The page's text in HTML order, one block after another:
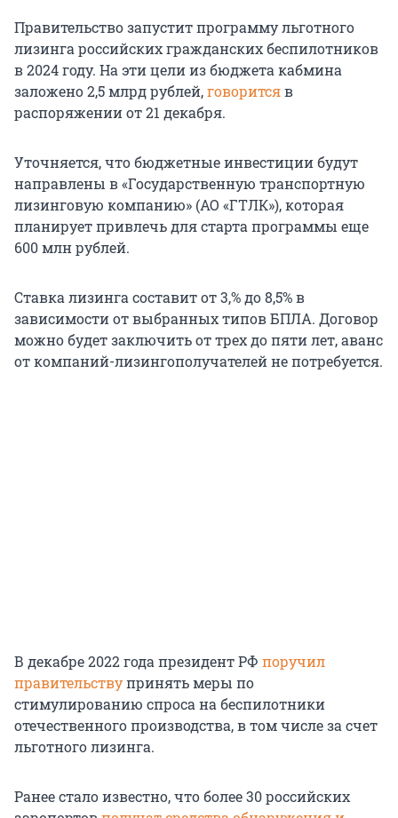
Правительство запустит программу льготного
лизинга российских гражданских беспилотников
в 2024 году. На эти цели из бюджета кабмина
заложено 2,5 млрд рублей,говоритсяв
распоряжении от 21 декабря.
Уточняется, что бюджетные инвестиции будут
направлены в «Государственную транспортную
лизинговую компанию» (АО «ГТЛК»), которая
планирует привлечь для старта программы еще
600 млн рублей.
Ставка лизинга составит от 3,% до 8,5% в
зависимости от выбранных типов БПЛА. Договор
можно будет заключить от трех до пяти лет, аванс
от компаний-лизингополучателей не потребуется.
В декабре 2022 года президент РФ поручил
правительствупринять меры по
стимулированию спроса на беспилотники
отечественного производства, в том числе за счет
льготного лизинга.
Ранее стало известно, что более 30 российских